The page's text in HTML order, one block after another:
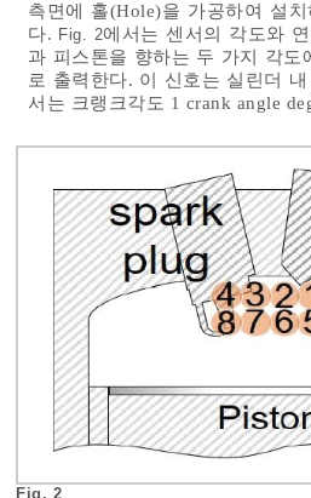
측면에 홀(Hole)을 가공하여 설
다. Fig. 2에서는 센서의 각도와
과 피스톤을 향하는 두 가지 각
로 출력한다. 이 신호는 실린더
서는 크랭크각도 1 crank angle
Fig. 2